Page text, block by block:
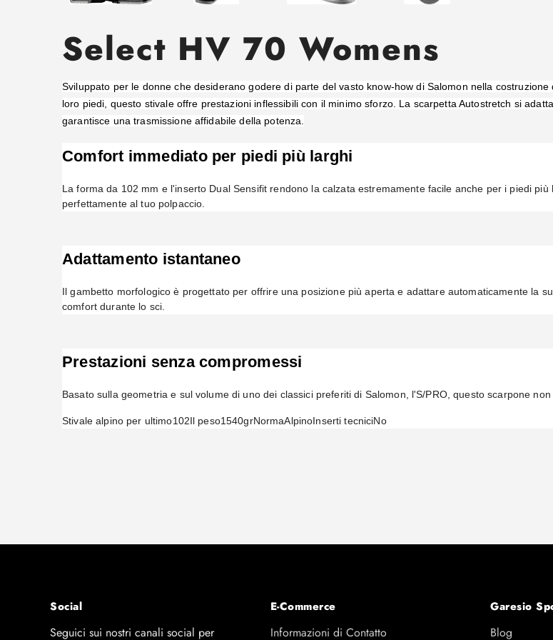
Select HV 70 Womens
Sviluppato per le donne che desiderano godere di parte del vasto know-how di Salomon nella
loro piedi, questo stivale offre prestazioni inflessibili con il minimo sforzo. La scarpetta Autostretch si
garantisce una trasmissione affidabile della potenza.
Comfort immediato per piedi più larghi
La forma da 102 mm e l'inserto Dual Sensifit rendono la calzata estremamente facile anche per i piedi
perfettamente al tuo polpaccio.
Adattamento istantaneo
Il gambetto morfologico è progettato per offrire una posizione più aperta e adattare automaticamente la
comfort durante lo sci.
Prestazioni senza compromessi
Basato sulla geometria e sul volume di uno dei classici preferiti di Salomon, l'S/PRO, questo scarpone
Stivale alpino per ultimo102Il peso1540grNormaAlpinoInserti tecniciNo
Social
Seguici sui nostri canali social per
E-Commerce
Informazioni di Contatto
Garesio
Blog